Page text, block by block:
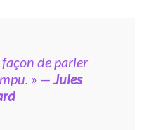
façon de parler
» — Jules